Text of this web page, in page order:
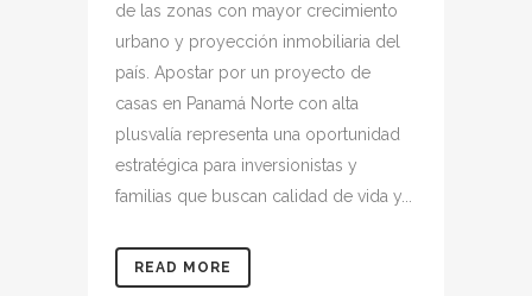
de las zonas con mayor crecimiento
urbano y proyección inmobiliaria del
país. Apostar por un proyecto de
casas en Panamá Norte con alta
plusvalía representa una oportunidad
estratégica para inversionistas y
familias que buscan calidad de vida y...
READ MORE